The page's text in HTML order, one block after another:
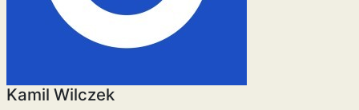
Kamil Wilczek